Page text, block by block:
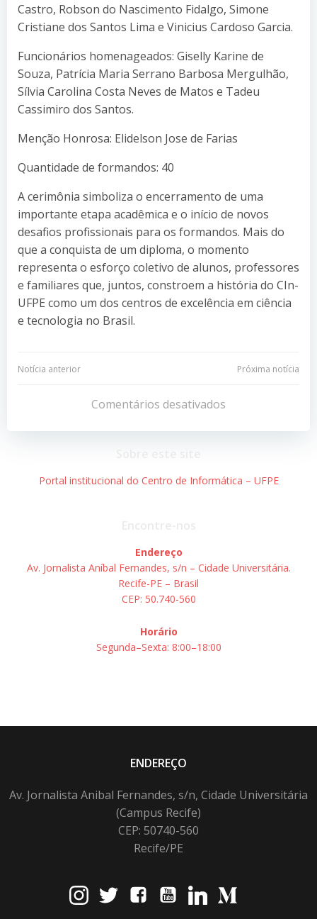
Castro, Robson do Nascimento Fidalgo, Simone
Cristiane dos Santos Lima e Vinicius Cardoso Garcia.
Funcionários homenageados: Giselly Karine de
Souza, Patrícia Maria Serrano Barbosa Mergulhão,
Sílvia Carolina Costa Neves de Matos e Tadeu
Cassimiro dos Santos.
Menção Honrosa: Elidelson Jose de Farias
Quantidade de formandos: 40
A cerimônia simboliza o encerramento de uma
importante etapa acadêmica e o início de novos
desafios profissionais para os formandos. Mais do
que a conquista de um diploma, o momento
representa o esforço coletivo de alunos, professores
e familiares que, juntos, constroem a história do CIn-
UFPE como um dos centros de excelência em ciência
e tecnologia no Brasil.
Navegação
Post
Notícia anterior
Navegação
de
Post
Próxima notícia
Comentários desativados
Portal institucional do Centro de Informática – UFPE
Endereço
Av. Jornalista Aníbal Fernandes, s/n – Cidade Universitária.
Recife-PE – Brasil
CEP: 50.740-560
Horário
Segunda–Sexta: 8:00–18:00
ENDEREÇO
Av. Jornalista Anibal Fernandes, s/n, Cidade Universitária
(Campus Recife)
CEP: 50740-560
Recife/PE